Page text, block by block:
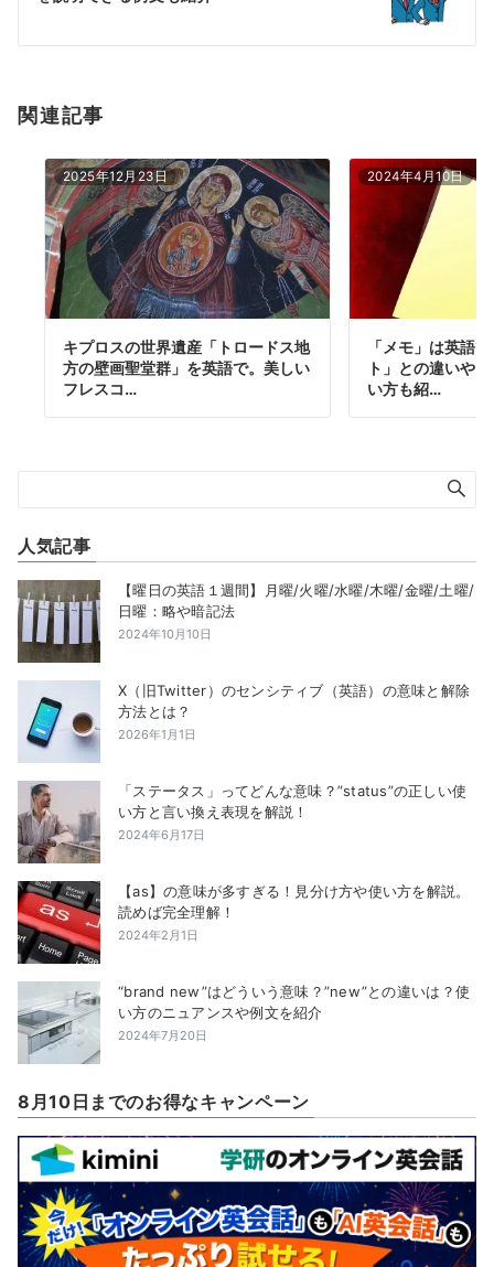
ン
関連記事
2025年12月23日
キプロスの世界遺産「トロードス地
方の壁画聖堂群」を英語で。美しい
フレスコ…
2024年4月10日
「メモ」は英語
ト」との違いや
い方も紹…
人気記事
【曜日の英語１週間】月曜/火曜/水曜/木曜/金曜/土曜/
日曜：略や暗記法
2024年10月10日
X（旧Twitter）のセンシティブ（英語）の意味と解除
方法とは？
2026年1月1日
「ステータス」ってどんな意味？”status”の正しい使
い方と言い換え表現を解説！
2024年6月17日
【as】の意味が多すぎる！見分け方や使い方を解説。
読めば完全理解！
2024年2月1日
“brand new”はどういう意味？”new”との違いは？使
い方のニュアンスや例文を紹介
2024年7月20日
8月10日までのお得なキャンペーン